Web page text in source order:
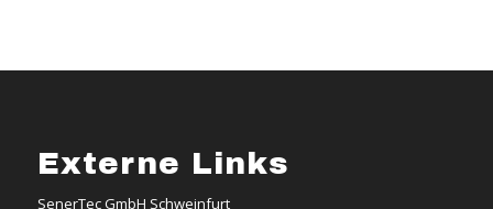
Externe Links
SenerTec GmbH Schweinfurt